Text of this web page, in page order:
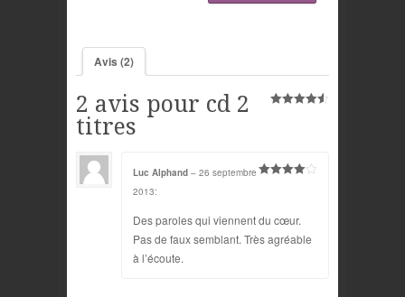
Avis (2)
2 avis pour cd 2
titres
Luc Alphand – 26 septembre
2013:
Des paroles qui viennent du cœur.
Pas de faux semblant. Très agréable
à l’écoute.